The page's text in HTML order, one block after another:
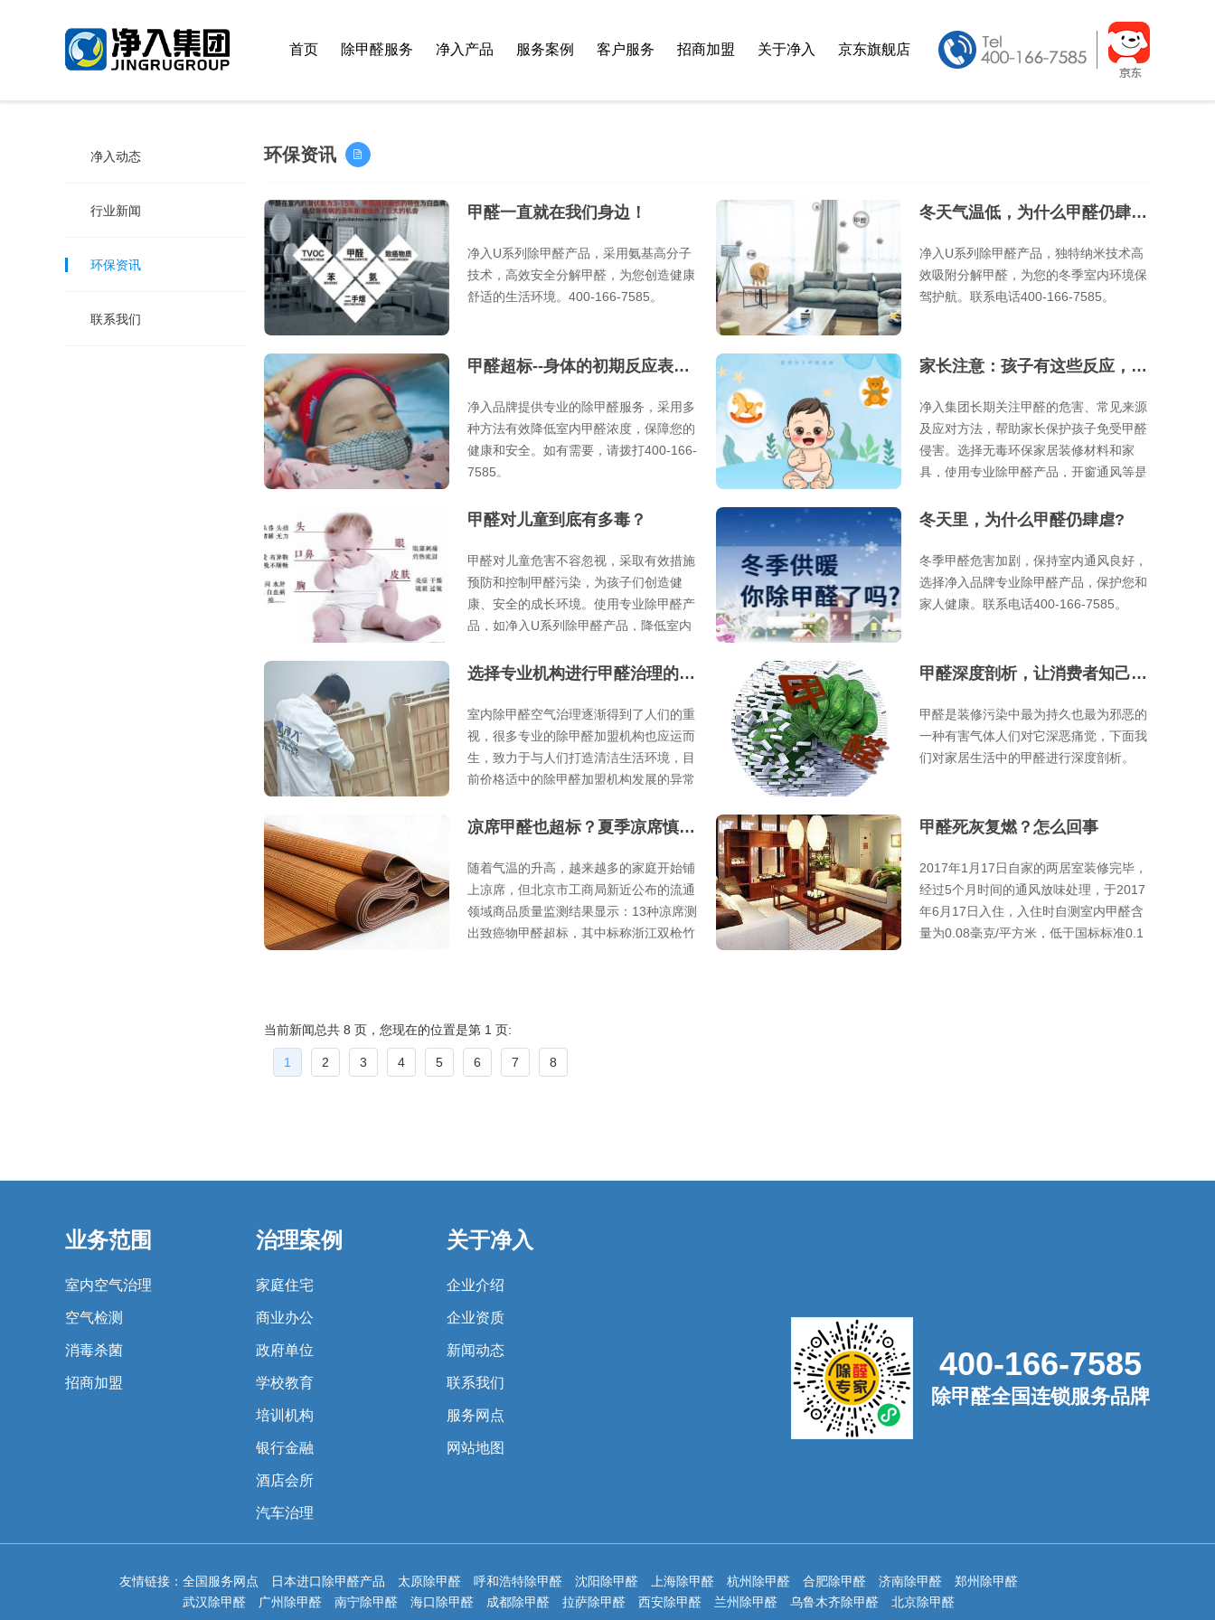
首页 除甲醛服务 净入产品 服务案例 客户服务 招商加盟 关于净入 京东旗舰店
净入动态
行业新闻
环保资讯
联系我们
环保资讯
甲醛一直就在我们身边！
净入U系列除甲醛产品，采用氨基高分子
技术，高效安全分解甲醛，为您创造健康
舒适的生活环境。400-166-7585。
冬天气温低，为什么甲醛仍肆虐严重？
净入U系列除甲醛产品，独特纳米技术高
效吸附分解甲醛，为您的冬季室内环境保
驾护航。联系电话400-166-7585。
甲醛超标--身体的初期反应表现！
净入品牌提供专业的除甲醛服务，采用多
种方法有效降低室内甲醛浓度，保障您的
健康和安全。如有需要，请拨打400-166-
7585。
家长注意：孩子有这些反应，可能“甲醛中毒”了
净入集团长期关注甲醛的危害、常见来源
及应对方法，帮助家长保护孩子免受甲醛
侵害。选择无毒环保家居装修材料和家
具，使用专业除甲醛产品，开窗通风等是
和定期检测室内空气也是重要措施。联系
甲醛对儿童到底有多毒？
甲醛对儿童危害不容忽视，采取有效措施
预防和控制甲醛污染，为孩子们创造健
康、安全的成长环境。使用专业除甲醛产
品，如净入U系列除甲醛产品，降低室内
冬天里，为什么甲醛仍肆虐?
冬季甲醛危害加剧，保持室内通风良好，
选择净入品牌专业除甲醛产品，保护您和
家人健康。联系电话400-166-7585。
选择专业机构进行甲醛治理的必要性
室内除甲醛空气治理逐渐得到了人们的重
视，很多专业的除甲醛加盟机构也应运而
生，致力于与人们打造清洁生活环境，目
前价格适中的除甲醛加盟机构发展的异常
甲醛深度剖析，让消费者知己知彼，百战百胜
甲醛是装修污染中最为持久也最为邪恶的
一种有害气体人们对它深恶痛觉，下面我
们对家居生活中的甲醛进行深度剖析。
凉席甲醛也超标？夏季凉席慎重挑选
随着气温的升高，越来越多的家庭开始铺
上凉席，但北京市工商局新近公布的流通
领域商品质量监测结果显示：13种凉席测
出致癌物甲醛超标，其中标称浙江双枪竹
甲醛死灰复燃？怎么回事
2017年1月17日自家的两居室装修完毕，
经过5个月时间的通风放味处理，于2017
年6月17日入住，入住时自测室内甲醛含
量为0.08毫克/平方米，低于国标标准0.1
当前新闻总共 8 页，您现在的位置是第 1 页:
1 2 3 4 5 6 7 8
业务范围
室内空气治理
空气检测
消毒杀菌
招商加盟
治理案例
家庭住宅
商业办公
政府单位
学校教育
培训机构
银行金融
酒店会所
汽车治理
关于净入
企业介绍
企业资质
新闻动态
联系我们
服务网点
网站地图
400-166-7585
除甲醛全国连锁服务品牌
友情链接： 全国服务网点 日本进口除甲醛产品 太原除甲醛 呼和浩特除甲醛 沈阳除甲醛 上海除甲醛 杭州除甲醛 合肥除甲醛 济南除甲醛
郑州除甲醛
武汉除甲醛
广州除甲醛 南宁除甲醛 海口除甲醛 成都除甲醛 拉萨除甲醛 西安除甲醛 兰州除甲醛 乌鲁木齐除甲醛 北京除甲醛